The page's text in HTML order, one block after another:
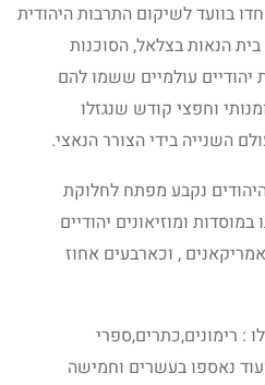
בוועד לשיקום התרבות היהודית
הנאות בצלאל, הסוכנות
יהודיים עולמיים ששמו להם
וחפצי קודש שנגזלו
השנייה בידי הצורר הנאצי.
נקבע מפתח לחלוקת
ומוזיאונים יהודיים
, וכארבעים אחוז
רימונים,כתרים,ספרי
נאספו בעשרים וחמישה